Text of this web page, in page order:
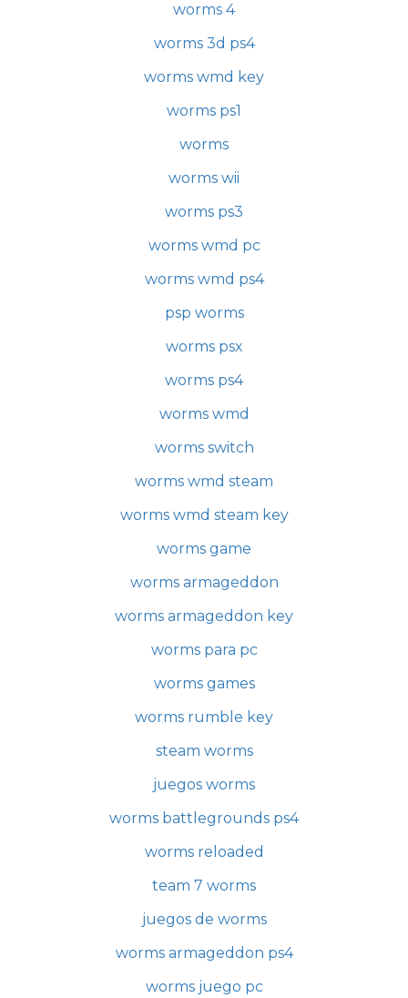
worms 4
worms 3d ps4
worms wmd key
worms ps1
worms
worms wii
worms ps3
worms wmd pc
worms wmd ps4
psp worms
worms psx
worms ps4
worms wmd
worms switch
worms wmd steam
worms wmd steam key
worms game
worms armageddon
worms armageddon key
worms para pc
worms games
worms rumble key
steam worms
juegos worms
worms battlegrounds ps4
worms reloaded
team 7 worms
juegos de worms
worms armageddon ps4
worms juego pc